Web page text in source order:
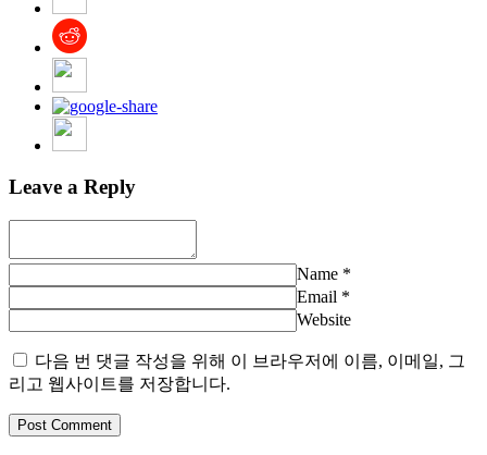
Leave a Reply
Name *
Email *
Website
다음 번 댓글 작성을 위해 이 브라우저에 이름, 이메일, 그
리고 웹사이트를 저장합니다.